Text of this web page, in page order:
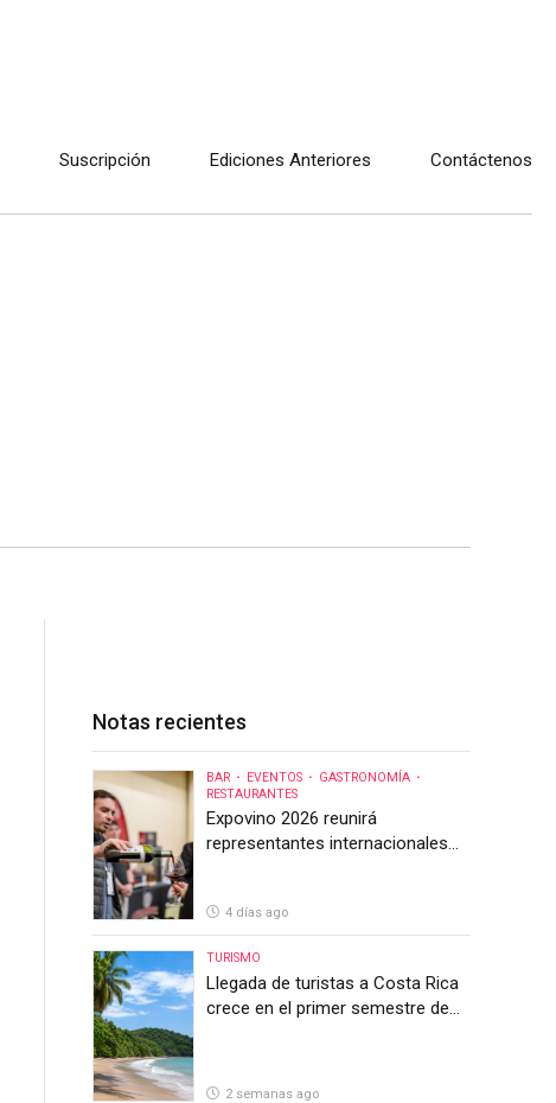
Suscripción Ediciones Anteriores Contáctenos
Notas recientes
BAR EVENTOS
GASTRONOMÍA
RESTAURANTES
Expovino 2026 reunirá
representantes internacionales
4 días ago
TURISMO
Llegada de turistas a Costa Rica
crece en el primer semestre de
2 semanas ago